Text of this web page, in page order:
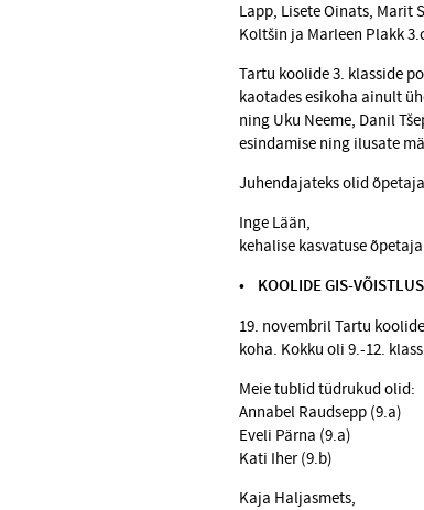
Lapp, Lisete Oinats, Marit
Koltšin ja Marleen Plakk
Tartu koolide 3. klasside
kaotades esikoha ainult
ning Uku Neeme, Danil
esindamise ning ilusate
Juhendajateks olid
Inge Lään,
kehalise kasvatuse õpetaja
• KOOLIDE GIS-
19. novembril Tartu
koha. Kokku oli 9.-12.
Meie tublid tüdrukud olid:
Annabel Raudsepp (9.a)
Eveli Pärna (9.a)
Kati Iher (9.b)
Kaja Haljasmets,